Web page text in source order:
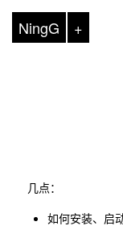
NingG +
几点：
如何安装、启